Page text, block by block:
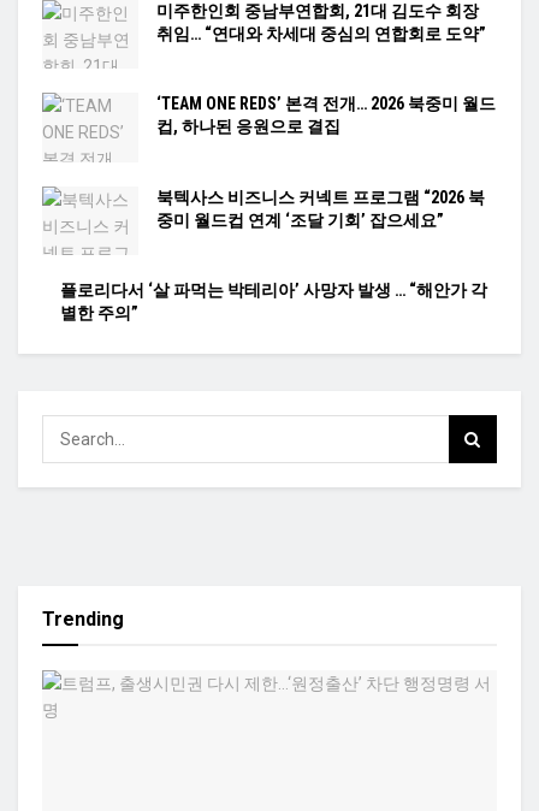
미주한인회 중남부연합회, 21대 김도수 회장
취임… “연대와 차세대 중심의 연합회로 도약”
‘TEAM ONE REDS’ 본격 전개… 2026 북중미 월드
컵, 하나된 응원으로 결집
북텍사스 비즈니스 커넥트 프로그램 “2026 북
중미 월드컵 연계 ‘조달 기회’ 잡으세요”
플로리다서 ‘살 파먹는 박테리아’ 사망자 발생 … “해안가 각
별한 주의”
Trending